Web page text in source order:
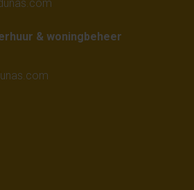
& woningbeheer